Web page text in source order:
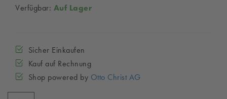
Verfügbar: Auf Lager
Sicher Einkaufen
Kauf auf Rechnung
Shop powered by Otto Christ AG